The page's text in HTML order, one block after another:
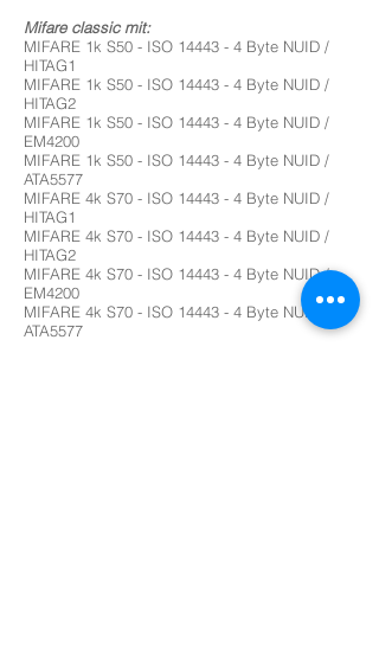
Mifare classic mit:
MIFARE 1k S50 - ISO 14443 - 4 Byte NUID /
HITAG1
MIFARE 1k S50 - ISO 14443 - 4 Byte NUID /
HITAG2
MIFARE 1k S50 - ISO 14443 - 4 Byte NUID /
EM4200
MIFARE 1k S50 - ISO 14443 - 4 Byte NUID /
ATA5577
MIFARE 4k S70 - ISO 14443 - 4 Byte NUID /
HITAG1
MIFARE 4k S70 - ISO 14443 - 4 Byte NUID /
HITAG2
MIFARE 4k S70 - ISO 14443 - 4 Byte NUID /
EM4200
MIFARE 4k S70 - ISO 14443 - 4 Byte NUID /
ATA5577